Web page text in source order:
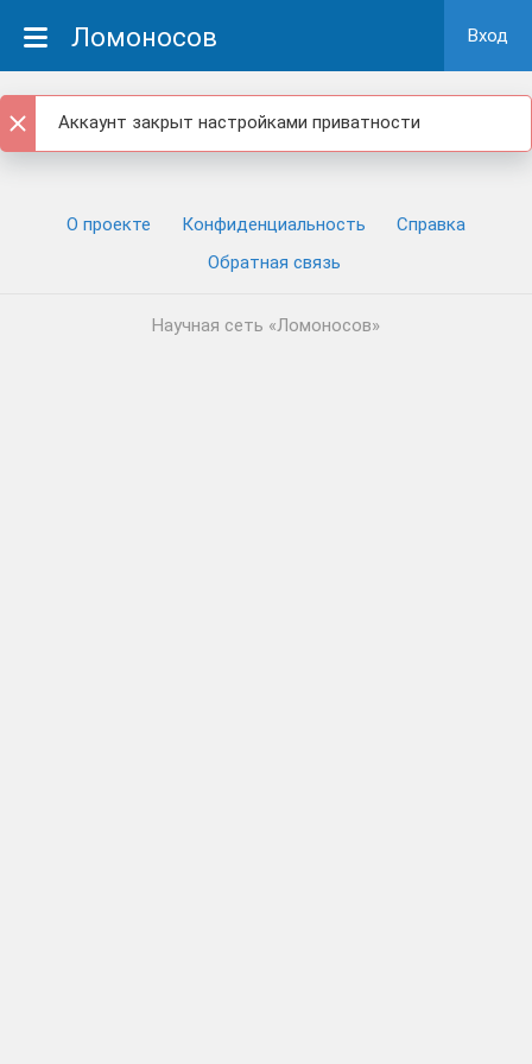
Ломоносов Вход
Аккаунт закрыт настройками приватности
О проекте Конфиденциальность
Cправка
Обратная связь
Научная сеть «Ломоносов»